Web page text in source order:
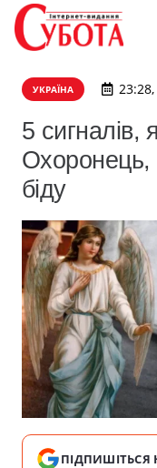
УКРАЇНА
5 сигналів,
біду
ПІДПИШІТЬСЯ